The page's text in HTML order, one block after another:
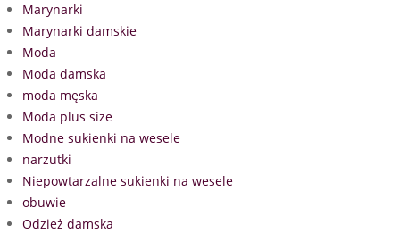
Marynarki
Marynarki damskie
Moda
Moda damska
moda męska
Moda plus size
Modne sukienki na wesele
narzutki
Niepowtarzalne sukienki na wesele
obuwie
Odzież damska